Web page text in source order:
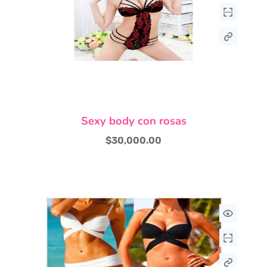
Sexy body con rosas
$30,000.00